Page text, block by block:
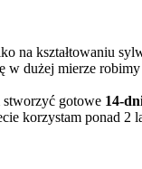
na kształtowaniu
dużej mierze
stworzyć gotowe 14-
korzystam ponad 2